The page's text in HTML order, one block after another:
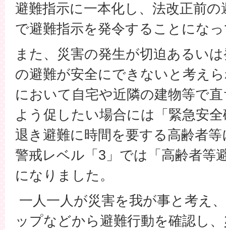
避難指示に一本化し、法改正前
で避難指示を発令することにな
また、災害の発生が切迫あるい
の避難が安全にできないと考え
において自宅や近隣の建物等で
よう促したい場合には「緊急安
退き避難に時間を要する高齢者
警戒レベル「3」では「高齢者等
になりました。
一人一人が災害を我が事と考え
ップなどから避難行動を確認し